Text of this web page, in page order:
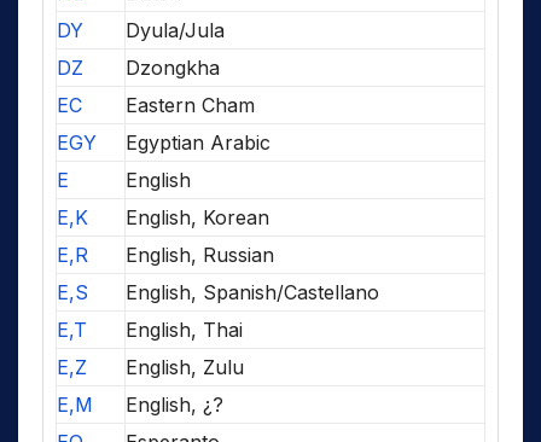
DY
Dyula/Jula
DZ
Dzongkha
EC
Eastern Cham
EGY
Egyptian Arabic
E
English
E,K
English, Korean
E,R
English, Russian
E,S
English, Spanish/Castellano
E,T
English, Thai
E,Z
English, Zulu
E,M
English, ¿?